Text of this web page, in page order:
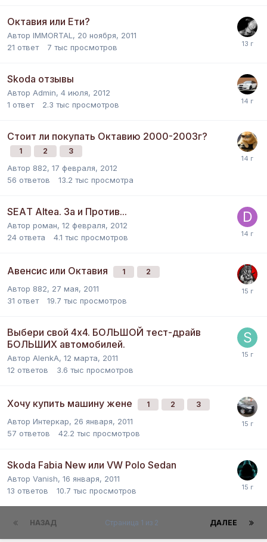
Октавия или Ети?
Автор IMMORTAL , 20 ноября, 2011
21 ответ 7 тыс просмотров
Skoda отзывы
Автор Admin, 4 июля, 2012
1 ответ 2.3 тыс просмотров
Стоит ли покупать Октавию 2000-2003г?
1 2 3
Автор 882, 17 февраля, 2012
56 ответов 13.2 тыс просмотра
SЕАT Аltеа. За и Против...
Автор роман, 12 февраля, 2012
24 ответа 4.1 тыс просмотров
Авенсис или Октавия 1 2
Автор 882, 27 мая, 2011
31 ответ 19.7 тыс просмотров
Выбери свой 4х4. БОЛЬШОЙ тест-драйв
БОЛЬШИХ автомобилей.
Автор AlenkA, 12 марта, 2011
12 ответов 3.6 тыс просмотров
Хочу купить машину жене 1 2 3
Автор Интеркар, 26 января, 2011
57 ответов 42.2 тыс просмотров
Skoda Fabia New или VW Polo Sedan
Автор Vanish, 16 января, 2011
13 ответов 10.7 тыс просмотров
НАЗАД ДАЛЕЕ
Страница 1 из 2